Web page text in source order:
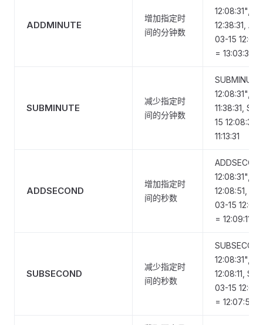
ADDMINUTE
增加指定时
间的分钟数
12:08:31",
12:38:31,
03-15
= 13:03:31
SUBMINUTE
减少指定时
间的分钟数
12:08:31",
11:38:31,
15
11:13:31
ADDSECOND
增加指定时
间的秒数
12:08:31",
12:08:51,
03-15
= 12:09:11
SUBSECOND
减少指定时
间的秒数
12:08:31",
12:08:11,
03-15
= 12:07:51